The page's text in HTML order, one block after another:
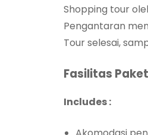
Shopping tour
Pengantaran
Tour selesai,
Fasilitas
Includes :